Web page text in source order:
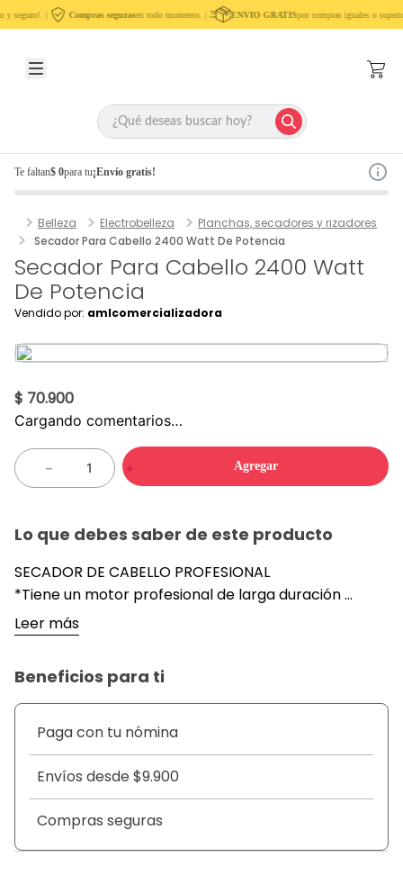
seguro!. | Compras segurasen todo momento. | ENVIO GRATISpor compras iguales o
Te faltan$ 0para tu¡Envío gratis!
Belleza Electrobelleza
Planchas, secadores y rizadores
Secador Para Cabello 2400 Watt De Potencia
Secador Para Cabello 2400 Watt
De Potencia
Vendido por: amlcomercializadora
$ 70.900
Cargando comentarios…
＋
－ Agregar
Lo que debes saber de este producto
SECADOR DE CABELLO PROFESIONAL
*Tiene un motor profesional de larga duración
*potencia 100% garantizada
*su cable es grueso para una mejor calidad y no
*su boquilla ayuda a conseguir un trabajo optimo
*es ideal para un trabajo de secado rápido y seguro
-2 AJUSTES DE VELOCIDADES -3 grados de calor -
concentrador de aire -poder 2400W
DETALLE
• Potencia 2400 Watt
• Aire frio y caliente
Leer más
Beneficios para ti
Paga con tu nómina
Envíos desde $9.900
Compras seguras